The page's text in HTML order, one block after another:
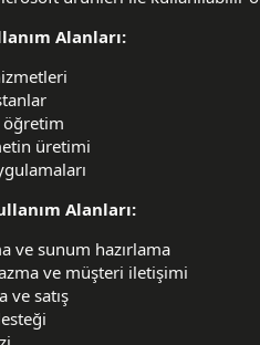
Alanları:
öğretim
üretimi
Alanları:
ve sunum hazırlama
ve müşteri iletişimi
ve satış